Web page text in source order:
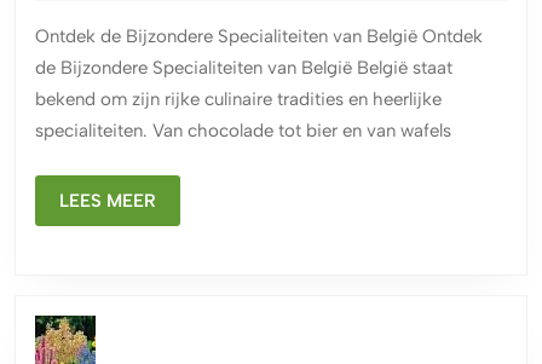
Een
Culinaire
Verkenning
het
Beste
Ontdek de Bijzondere Specialiteiten van België Ontdek
de Bijzondere Specialiteiten van België België staat
bekend om zijn rijke culinaire tradities en heerlijke
specialiteiten. Van chocolade tot bier en van wafels
LEES MEER
MEER